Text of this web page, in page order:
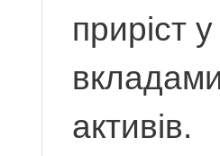
приріст
активів.